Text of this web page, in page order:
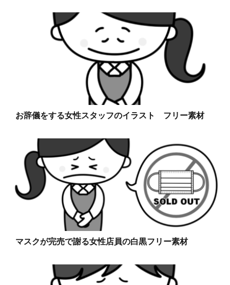
お辞儀をする女性スタッフのイラスト フリー素材
マスクが完売で謝る女性店員の白黒フリー素材